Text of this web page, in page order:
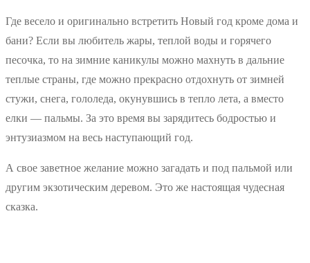
Где весело и оригинально встретить Новый год кроме дома и
бани? Если вы любитель жары, теплой воды и горячего
песочка, то на зимние каникулы можно махнуть в дальние
теплые страны, где можно прекрасно отдохнуть от зимней
стужи, снега, гололеда, окунувшись в тепло лета, а вместо
елки — пальмы. За это время вы зарядитесь бодростью и
энтузиазмом на весь наступающий год.
А свое заветное желание можно загадать и под пальмой или
другим экзотическим деревом. Это же настоящая чудесная
сказка.